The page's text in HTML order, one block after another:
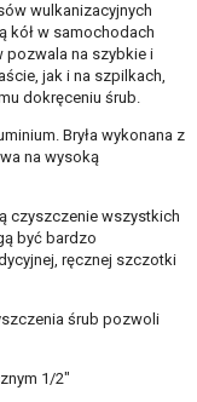
wulkanizacyjnych
kół w samochodach
pozwala na szybkie i
jak i na szpilkach,
dokręceniu śrub.
Bryła wykonana z
na wysoką
czyszczenie wszystkich
być bardzo
ręcznej szczotki
śrub pozwoli
1/2"